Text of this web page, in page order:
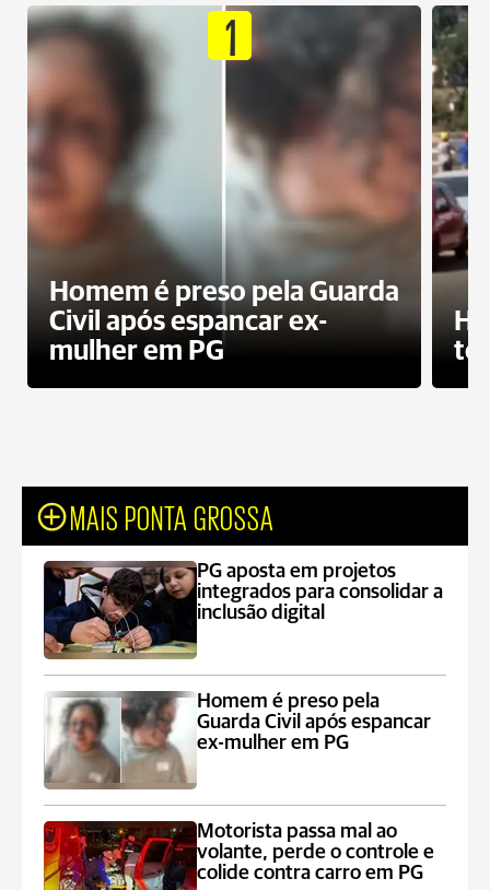
1
Homem é preso pela Guarda
Civil após espancar ex-
mulher em PG
MAIS PONTA GROSSA
PG aposta em projetos
integrados para consolidar a
inclusão digital
Homem é preso pela
Guarda Civil após espancar
ex-mulher em PG
Motorista passa mal ao
volante, perde o controle e
colide contra carro em PG